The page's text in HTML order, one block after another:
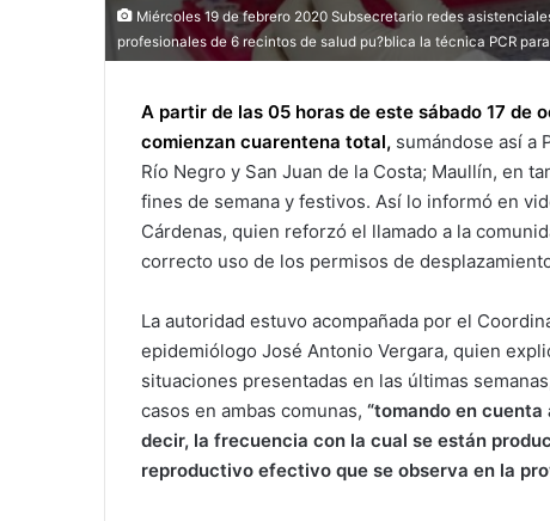
Miércoles 19 de febrero 2020 Subsecretario redes
profesionales de 6 recintos de salud pu?blica la técnica PCR
A partir de las 05 horas de este sábado 17 de
comienzan cuarentena total, sumándose así a
Río Negro y San Juan de la Costa; Maullín, en
fines de semana y festivos. Así lo informó en
Cárdenas, quien reforzó el llamado a la
correcto uso de los permisos de
La autoridad estuvo acompañada por el
epidemiólogo José Antonio Vergara, quien
situaciones presentadas en las últimas
casos en ambas comunas, “tomando en
decir, la frecuencia con la cual se están
reproductivo efectivo que se observa en la